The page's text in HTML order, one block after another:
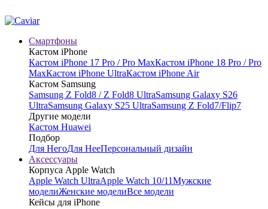
Смартфоны
Кастом iPhone
Кастом iPhone 17 Pro / Pro MaxКастом iPhone 18 Pro / Pro
MaxКастом iPhone UltraКастом iPhone Air
Кастом Samsung
Samsung Z Fold8 / Z Fold8 UltraSamsung Galaxy S26
UltraSamsung Galaxy S25 UltraSamsung Z Fold7/Flip7
Другие модели
Кастом Huawei
Подбор
Для НегоДля НееПерсональный дизайн
Аксессуары
Корпуса Apple Watch
Apple Watch UltraApple Watch 10/11Мужские
моделиЖенские моделиВсе модели
Кейсы для iPhone